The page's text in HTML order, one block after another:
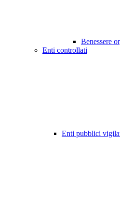
Benessere
Enti controllati
Enti pubblici